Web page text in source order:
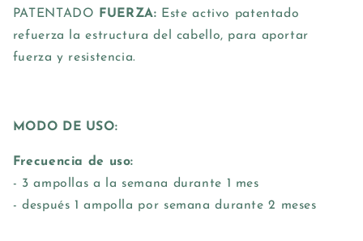
PATENTADO FUERZA: Este activo patentado
refuerza la estructura del cabello, para aportar
fuerza y resistencia.
MODO DE USO:
Frecuencia de uso:
- 3 ampollas a la semana durante 1 mes
- después 1 ampolla por semana durante 2 meses